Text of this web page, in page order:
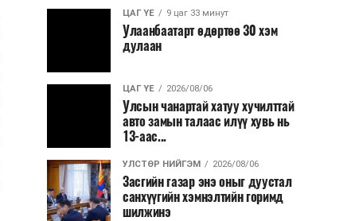
ЦАГ ҮЕ 9 цаг 33 минут
Улаанбаатарт өдөртөө 30 хэм
дулаан
ЦАГ ҮЕ 2026/08/06
Улсын чанартай хатуу хучилттай
авто замын талаас илүү хувь нь
13-аас...
УЛСТӨР НИЙГЭМ 2026/08/06
Засгийн газар энэ оныг дуустал
санхүүгийн хэмнэлтийн горимд
шилжинэ